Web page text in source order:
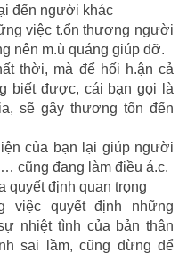
đến người khác
việc t.ổn thương người
nên m.ù quáng giúp đỡ.
thời, mà để hối h.ận cả
biết được, cái bạn gọi là
sẽ gây thương tổn đến
của bạn lại giúp người
cũng đang làm điều á.c.
định quan trọng
việc quyết định những
nhiệt tình của bản thân
sai lầm, cũng đừng để